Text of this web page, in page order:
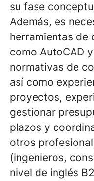
su fase
Además, es
herramientas de
como AutoCAD
normativas de
así como
proyectos,
gestionar
plazos y
otros
(ingenieros,
nivel de inglés